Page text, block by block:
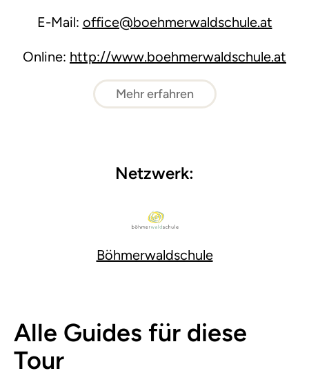
E-Mail: office@boehmerwaldschule.at
Online: http://www.boehmerwaldschule.at
Mehr erfahren
Netzwerk:
Böhmerwaldschule
Alle Guides für diese
Tour